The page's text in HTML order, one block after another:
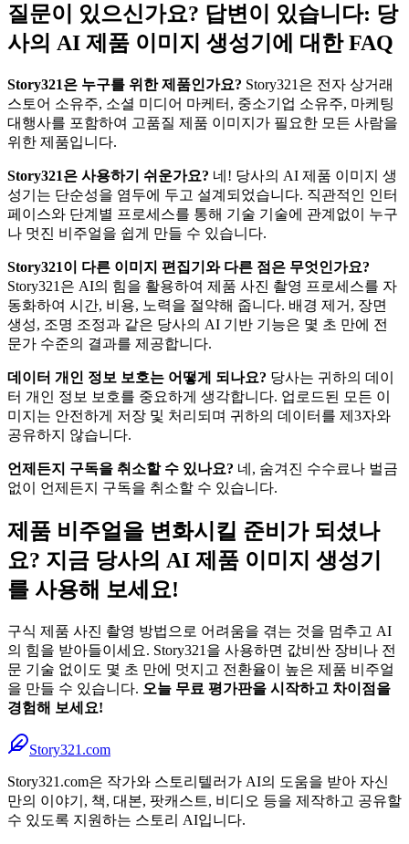
질문이 있으신가요? 답변이 있습니다: 당
사의 AI 제품 이미지 생성기에 대한 FAQ
Story321은 누구를 위한 제품인가요? Story321은 전자 상거래
스토어 소유주, 소셜 미디어 마케터, 중소기업 소유주, 마케팅
대행사를 포함하여 고품질 제품 이미지가 필요한 모든 사람을
위한 제품입니다.
Story321은 사용하기 쉬운가요? 네! 당사의 AI 제품 이미지 생
성기는 단순성을 염두에 두고 설계되었습니다. 직관적인 인터
페이스와 단계별 프로세스를 통해 기술 기술에 관계없이 누구
나 멋진 비주얼을 쉽게 만들 수 있습니다.
Story321이 다른 이미지 편집기와 다른 점은 무엇인가요?
Story321은 AI의 힘을 활용하여 제품 사진 촬영 프로세스를 자
동화하여 시간, 비용, 노력을 절약해 줍니다. 배경 제거, 장면
생성, 조명 조정과 같은 당사의 AI 기반 기능은 몇 초 만에 전
문가 수준의 결과를 제공합니다.
데이터 개인 정보 보호는 어떻게 되나요? 당사는 귀하의 데이
터 개인 정보 보호를 중요하게 생각합니다. 업로드된 모든 이
미지는 안전하게 저장 및 처리되며 귀하의 데이터를 제3자와
공유하지 않습니다.
언제든지 구독을 취소할 수 있나요? 네, 숨겨진 수수료나 벌금
없이 언제든지 구독을 취소할 수 있습니다.
제품 비주얼을 변화시킬 준비가 되셨나
요? 지금 당사의 AI 제품 이미지 생성기
를 사용해 보세요!
구식 제품 사진 촬영 방법으로 어려움을 겪는 것을 멈추고 AI
의 힘을 받아들이세요. Story321을 사용하면 값비싼 장비나 전
문 기술 없이도 몇 초 만에 멋지고 전환율이 높은 제품 비주얼
을 만들 수 있습니다. 오늘 무료 평가판을 시작하고 차이점을
경험해 보세요!
Story321.com
Story321.com은 작가와 스토리텔러가 AI의 도움을 받아 자신
만의 이야기, 책, 대본, 팟캐스트, 비디오 등을 제작하고 공유할
수 있도록 지원하는 스토리 AI입니다.